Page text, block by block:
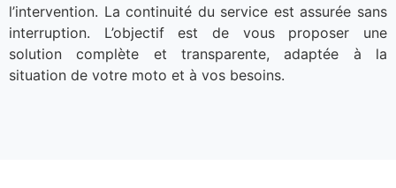
l’intervention. La continuité du service est assurée sans
interruption. L’objectif est de vous proposer une
solution complète et transparente, adaptée à la
situation de votre moto et à vos besoins.